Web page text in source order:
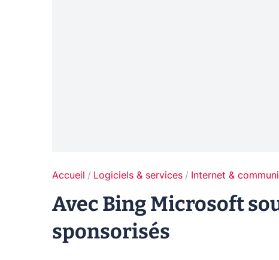
Accueil Logiciels & services Internet &
Avec Bing Microsoft
sponsorisés